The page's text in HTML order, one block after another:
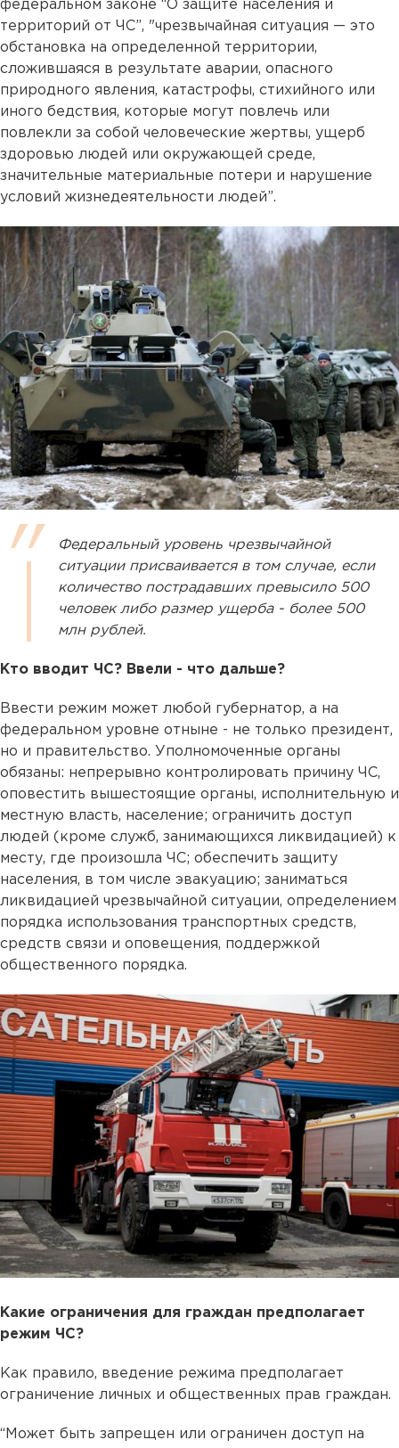
федеральном законе “О защите населения и
территорий от ЧС”, "чрезвычайная ситуация — это
обстановка на определенной территории,
сложившаяся в результате аварии, опасного
природного явления, катастрофы, стихийного или
иного бедствия, которые могут повлечь или
повлекли за собой человеческие жертвы, ущерб
здоровью людей или окружающей среде,
значительные материальные потери и нарушение
условий жизнедеятельности людей”.
Федеральный уровень чрезвычайной
ситуации присваивается в том случае, если
количество пострадавших превысило 500
человек либо размер ущерба - более 500
млн рублей.
Кто вводит ЧС? Ввели - что дальше?
Ввести режим может любой губернатор, а на
федеральном уровне отныне - не только президент,
но и правительство. Уполномоченные органы
обязаны: непрерывно контролировать причину ЧС,
оповестить вышестоящие органы, исполнительную и
местную власть, население; ограничить доступ
людей (кроме служб, занимающихся ликвидацией) к
месту, где произошла ЧС; обеспечить защиту
населения, в том числе эвакуацию; заниматься
ликвидацией чрезвычайной ситуации, определением
порядка использования транспортных средств,
средств связи и оповещения, поддержкой
общественного порядка.
Какие ограничения для граждан предполагает
режим ЧС?
Как правило, введение режима предполагает
ограничение личных и общественных прав граждан.
“Может быть запрещен или ограничен доступ на